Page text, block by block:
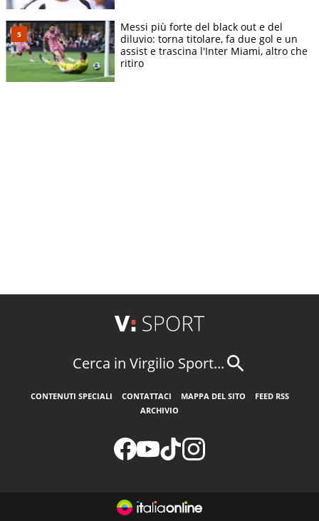
Messi più forte del black out e del
diluvio: torna titolare, fa due gol e un
assist e trascina l'Inter Miami, altro che
ritiro
Cerca in Virgilio Sport...
CONTENUTI SPECIALI CONTATTACI MAPPA DEL SITO
FEED RSS
ARCHIVIO